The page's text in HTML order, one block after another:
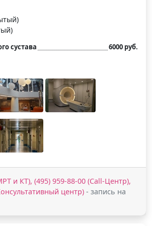
сустава
6000 руб.
и КТ), (495) 959-88-00 (Call-Центр),
центр) - запись на